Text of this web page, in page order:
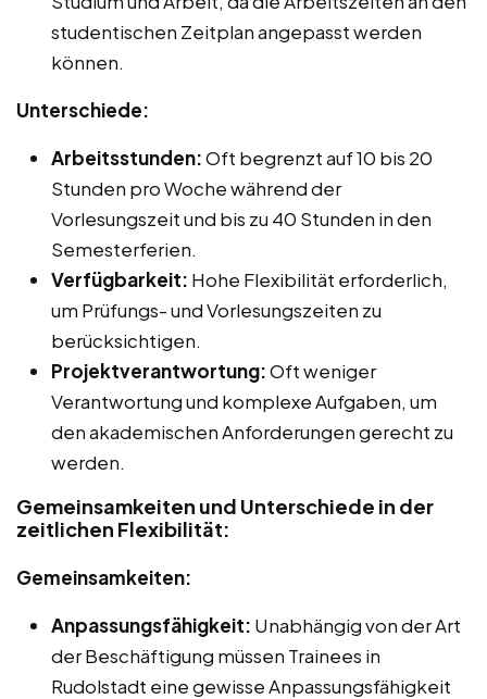
studentischen Zeitplan angepasst werden
können.
Unterschiede:
Arbeitsstunden:Oft begrenzt auf 10 bis 20
Stunden pro Woche während der
Vorlesungszeit und bis zu 40 Stunden in den
Semesterferien.
Verfügbarkeit: Hohe Flexibilität erforderlich,
um Prüfungs- und Vorlesungszeiten zu
berücksichtigen.
Projektverantwortung:Oft weniger
Verantwortung und komplexe Aufgaben, um
den akademischen Anforderungen gerecht zu
werden.
Gemeinsamkeiten und Unterschiede in der
zeitlichen Flexibilität:
Gemeinsamkeiten:
Anpassungsfähigkeit: Unabhängig von der Art
der Beschäftigung müssen Trainees in
Rudolstadt eine gewisse Anpassungsfähigkeit